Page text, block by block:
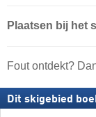
Plaatsen bij het
Fout ontdekt?
Dit skigebied